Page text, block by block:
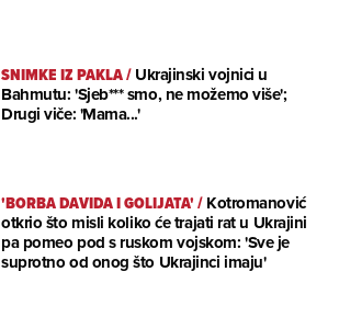
SNIMKE IZ PAKLA/Ukrajinski vojnici u
Bahmutu: 'Sjeb*** smo, ne možemo više';
Drugi viče: 'Mama...'
'BORBA DAVIDA I GOLIJATA'/Kotromanović
otkrio što misli koliko će trajati rat u Ukrajini
pa pomeo pod s ruskom vojskom: 'Sve je
suprotno od onog što Ukrajinci imaju'